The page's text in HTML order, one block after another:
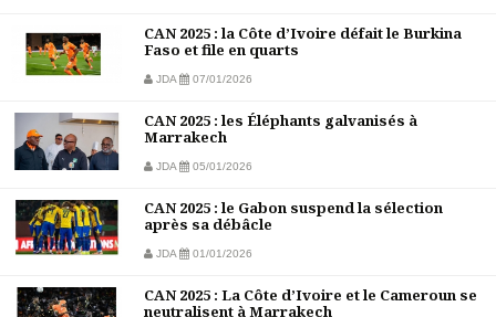
CAN 2025 : la Côte d’Ivoire défait le Burkina
Faso et file en quarts
JDA 07/01/2026
CAN 2025 : les Éléphants galvanisés à
Marrakech
JDA 05/01/2026
CAN 2025 : le Gabon suspend la sélection
après sa débâcle
JDA 01/01/2026
CAN 2025 : La Côte d’Ivoire et le Cameroun se
neutralisent à Marrakech